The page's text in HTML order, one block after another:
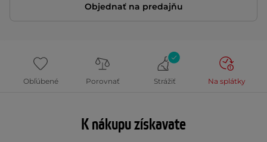
Objednať na predajňu
Obľúbené Porovnať Strážiť Na splátky
K nákupu získavate